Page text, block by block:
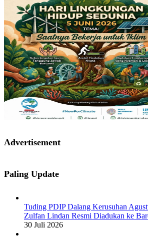
Advertisement
Paling Update
Tuding PDIP Dalang Kerusuhan
Zulfan Lindan Resmi Diadukan ke
30 Juli 2026